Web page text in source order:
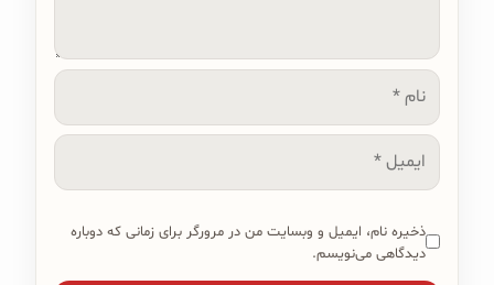
نام
ایمیل
ذخیره نام، ایمیل و وبسایت من در مرورگر برای زمانی که دوباره
دیدگاهی می‌نویسم.